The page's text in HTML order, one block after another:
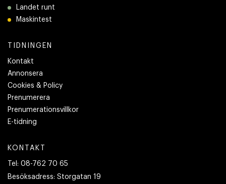
Landet runt
Maskintest
TIDNINGEN
Kontakt
Annonsera
Cookies & Policy
Prenumerera
Prenumerationsvillkor
E-tidning
KONTAKT
Tel: 08-762 70 65
Besöksadress: Storgatan 19